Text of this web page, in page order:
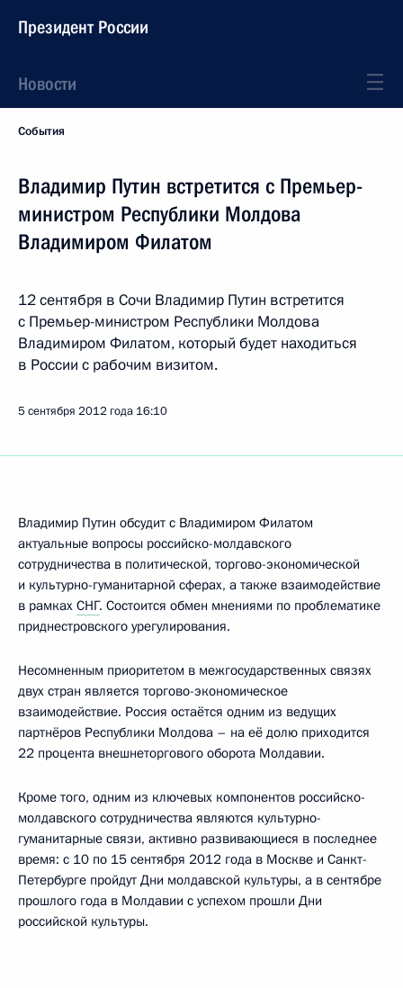
Президент России
Новости
События
Владимир Путин встретится с Премьер-
министром Республики Молдова
Владимиром Филатом
12 сентября в Сочи Владимир Путин встретится
с Премьер-министром Республики Молдова
Владимиром Филатом, который будет находиться
в России с рабочим визитом.
5 сентября 2012 года 16:10
Владимир Путин обсудит с Владимиром Филатом
актуальные вопросы российско-молдавского
сотрудничества в политической, торгово-экономической
и культурно-гуманитарной сферах, а также взаимодействие
в рамках СНГ. Состоится обмен мнениями по проблематике
приднестровского урегулирования.
Несомненным приоритетом в межгосударственных связях
двух стран является торгово-экономическое
взаимодействие. Россия остаётся одним из ведущих
партнёров Республики Молдова – на её долю приходится
22 процента внешнеторгового оборота Молдавии.
Кроме того, одним из ключевых компонентов российско-
молдавского сотрудничества являются культурно-
гуманитарные связи, активно развивающиеся в последнее
время: с 10 по 15 сентября 2012 года в Москве и Санкт-
Петербурге пройдут Дни молдавской культуры, а в сентябре
прошлого года в Молдавии с успехом прошли Дни
российской культуры.